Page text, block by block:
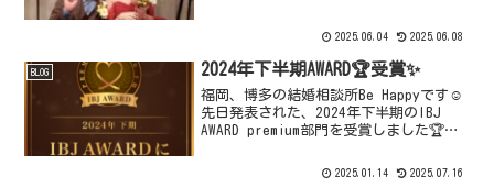
会されて今は幸せな結婚生活を送ってお
Happyで活...
2025.06.04 2025.06.08
BLOG 2024年下半期AWARD🏆受賞✨
福岡、博多の結婚相談所Be Happyです☺️
先日発表された、2024年下半期のIBJ
AWARD premium部門を受賞しました🏆開
AWARD🏆ですが、今回で６期連続受賞と
2025.01.14 2025.07.16